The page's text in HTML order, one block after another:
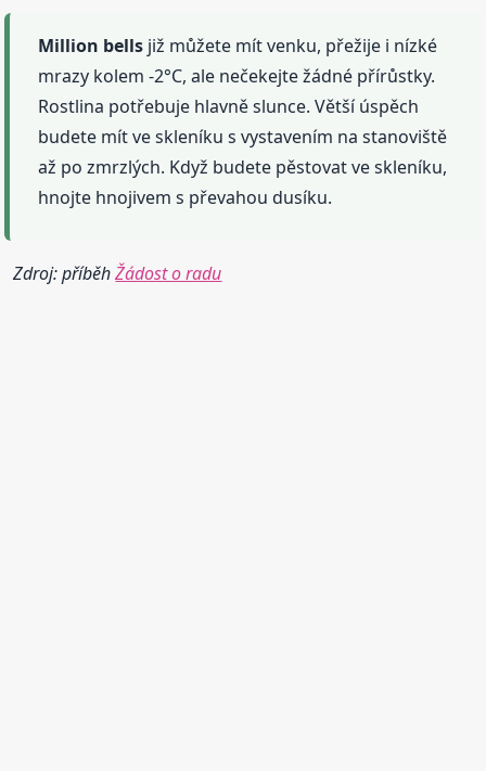
Million bells již můžete mít venku, přežije i nízké
mrazy kolem -2°C, ale nečekejte žádné přírůstky.
Rostlina potřebuje hlavně slunce. Větší úspěch
budete mít ve skleníku s vystavením na stanoviště
až po zmrzlých. Když budete pěstovat ve skleníku,
hnojte hnojivem s převahou dusíku.
Zdroj: příběhŽádost o radu